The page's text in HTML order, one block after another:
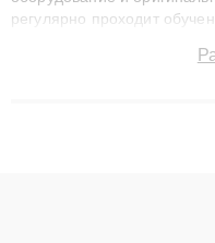
регулярно проходит
технику с сохранением